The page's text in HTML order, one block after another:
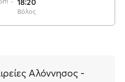
18:20
Βόλος
Αλόννησος -